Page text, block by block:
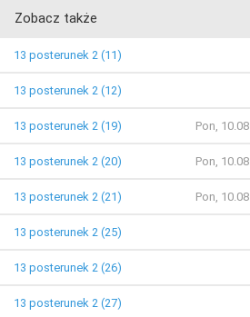
Zobacz także
13 posterunek 2 (11)
13 posterunek 2 (12)
13 posterunek 2 (19) Pon, 10.08
13 posterunek 2 (20) Pon, 10.08
13 posterunek 2 (21) Pon, 10.08
13 posterunek 2 (25)
13 posterunek 2 (26)
13 posterunek 2 (27)